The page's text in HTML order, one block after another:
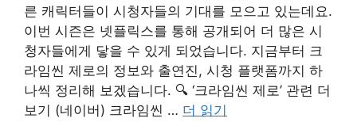
른 캐릭터들이 시청자들의 기대를 모으고 있는데요.
이번 시즌은 넷플릭스를 통해 공개되어 더 많은 시
청자들에게 닿을 수 있게 되었습니다. 지금부터 크
라임씬 제로의 정보와 출연진, 시청 플랫폼까지 하
나씩 정리해 보겠습니다. 🔍 ‘크라임씬 제로’ 관련 더
보기 (네이버) 크라임씬 … 더 읽기